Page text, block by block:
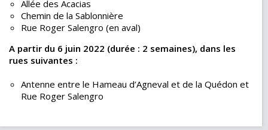
Allée des Acacias
Chemin de la Sablonnière
Rue Roger Salengro (en aval)
A partir du 6 juin 2022 (durée : 2 semaines), dans les
rues suivantes :
Antenne entre le Hameau d’Agneval et de la Quédon et
Rue Roger Salengro